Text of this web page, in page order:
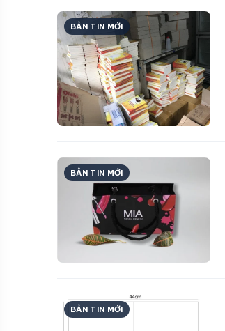
BẢN TIN MỚI
BẢN TIN MỚI
BẢN TIN MỚI